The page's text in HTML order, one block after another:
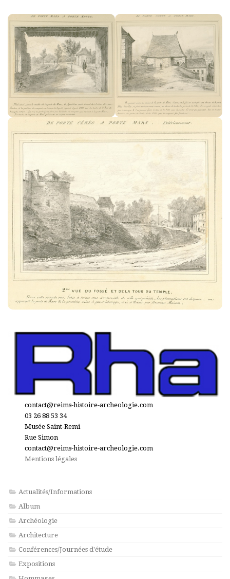
contact@reims-histoire-archeologie.com
03 26 88 53 34
Musée Saint-Remi
Rue Simon
contact@reims-histoire-archeologie.com
Mentions légales
Actualités/Informations
Album
Archéologie
Architecture
Conférences/Journées d'étude
Expositions